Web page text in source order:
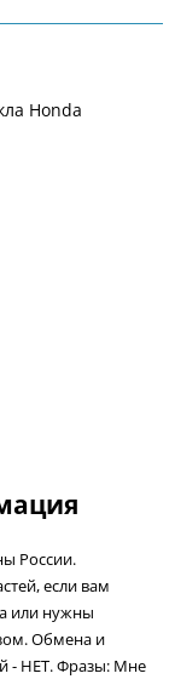
Honda
России.
если вам
или нужны
Обмена и
- НЕТ. Фразы: Мне